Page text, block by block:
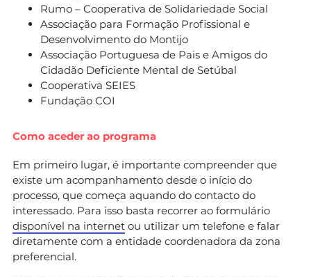
Rumo – Cooperativa de Solidariedade Social
Associação para Formação Profissional e
Desenvolvimento do Montijo
Associação Portuguesa de Pais e Amigos do
Cidadão Deficiente Mental de Setúbal
Cooperativa SEIES
Fundação COI
Como aceder ao programa
Em primeiro lugar, é importante compreender que
existe um acompanhamento desde o início do
processo, que começa aquando do contacto do
interessado. Para isso basta recorrer ao formulário
disponível na internet ou utilizar um telefone e falar
diretamente com a entidade coordenadora da zona
preferencial.